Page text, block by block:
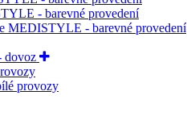
- barevné provedení
MEDISTYLE - barevné provedení
dovoz
provozy